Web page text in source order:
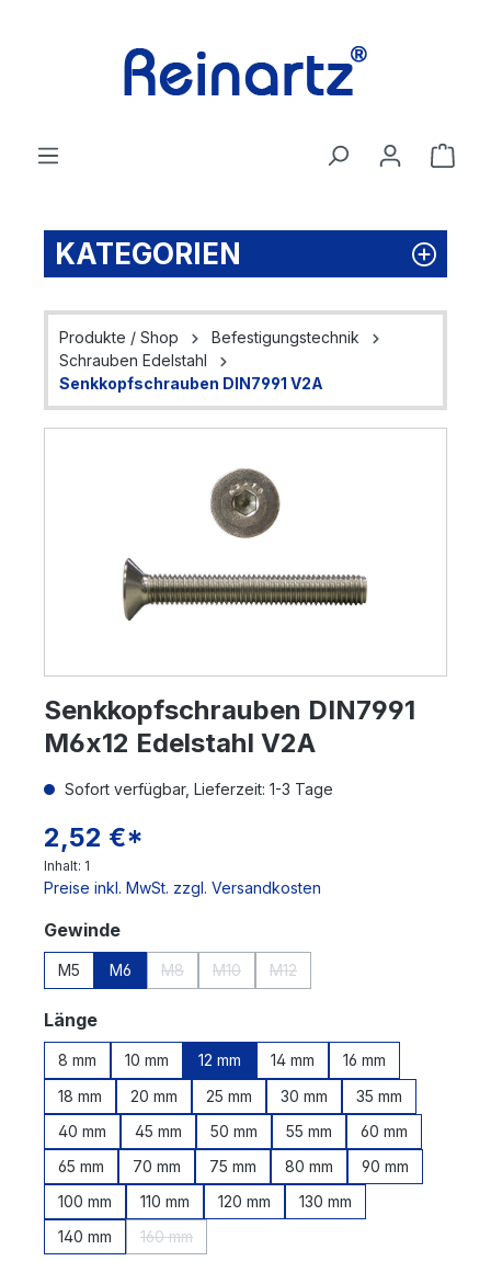
KATEGORIEN
Produkte / Shop
Befestigungstechnik
Schrauben Edelstahl
Senkkopfschrauben DIN7991 V2A
Senkkopfschrauben DIN7991
M6x12 Edelstahl V2A
Sofort verfügbar, Lieferzeit: 1-3 Tage
2,52 €*
Inhalt: 1
Preise inkl. MwSt. zzgl. Versandkosten
Gewindeauswählen
M5 M6 M8 M10 M12
Längeauswählen
8 mm 10 mm 12 mm 14 mm
16 mm
18 mm
20 mm 25 mm 30 mm
35 mm
40 mm
45 mm 50 mm 55 mm
60 mm
65 mm
70 mm 75 mm 80 mm
90 mm
100 mm
110 mm 120 mm
130 mm
140 mm
160 mm